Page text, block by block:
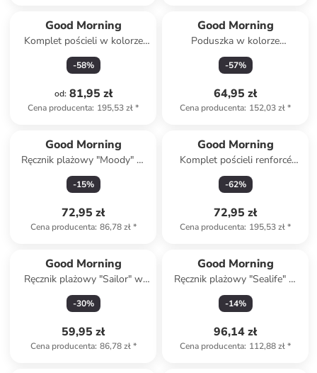
Good Morning
Komplet pościeli w kolorze
antracytowym
-58%
od: 81,95 zł
Cena producenta: 195,53 zł*
Good Morning
Poduszka w kolorze
kremowym
-57%
64,95 zł
Cena producenta: 152,03 zł*
Good Morning
Ręcznik plażowy "Moody" w
kolorze błękitnym ze wzorem
-15%
72,95 zł
Cena producenta: 86,78 zł*
Good Morning
Komplet pościeli renforcé
"Iris" w kolorze turkusowo-
musztardowym
-62%
72,95 zł
Cena producenta: 195,53 zł*
Good Morning
Ręcznik plażowy "Sailor" w
kolorze turkusowo-zielono-
czerwonym
-30%
59,95 zł
Cena producenta: 86,78 zł*
Good Morning
Ręcznik plażowy "Sealife" w
kolorze beżowo-niebieskim
-14%
96,14 zł
Cena producenta: 112,88 zł*